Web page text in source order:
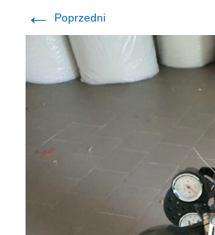
← Poprzedni